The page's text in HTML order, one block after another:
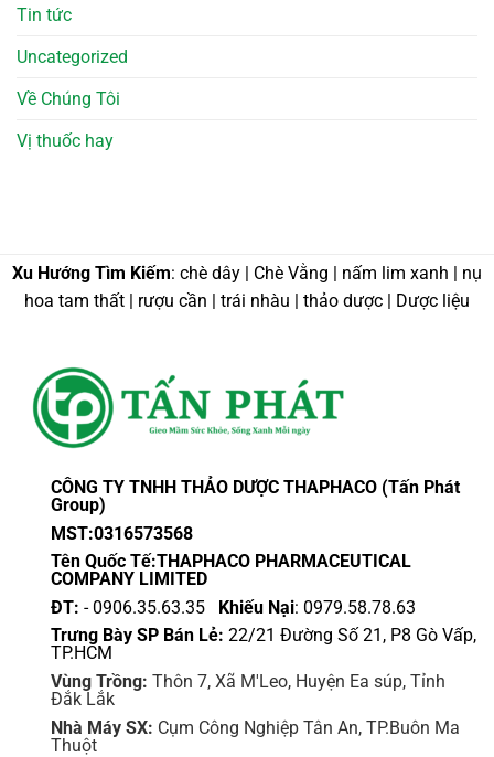
Tin tức
Uncategorized
Về Chúng Tôi
Vị thuốc hay
Xu Hướng Tìm Kiếm: chè dây | Chè Vằng | nấm lim xanh | nụ
hoa tam thất | rượu cần | trái nhàu | thảo dược | Dược liệu
CÔNG TY TNHH THẢO DƯỢC THAPHACO (Tấn Phát
Group)
MST:0316573568
Tên Quốc Tế:THAPHACO PHARMACEUTICAL
COMPANY LIMITED
ĐT: - 0906.35.63.35 Khiếu Nại: 0979.58.78.63
Trưng Bày SP Bán Lẻ: 22/21 Đường Số 21, P8 Gò Vấp,
TP.HCM
Vùng Trồng: Thôn 7, Xã M'Leo, Huyện Ea súp, Tỉnh
Đắk Lắk
Nhà Máy SX: Cụm Công Nghiệp Tân An, TP.Buôn Ma
Thuột